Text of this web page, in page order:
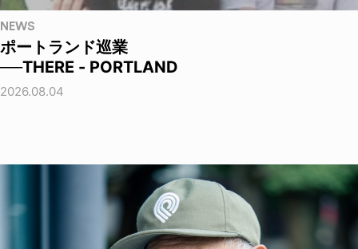
NEWS
ポートランド巡業
──THERE - PORTLAND
2026.08.04